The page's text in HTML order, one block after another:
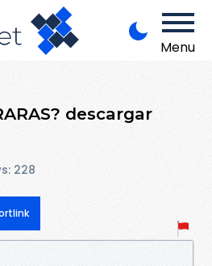
Menu
descargar
228